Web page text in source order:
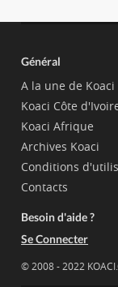
Général
A la une de Koaci
Koaci Côte
Koaci Afrique
Archives Koaci
Conditions
Contacts
Besoin d'aide ?
Se Connecter
© 2008 - 2022